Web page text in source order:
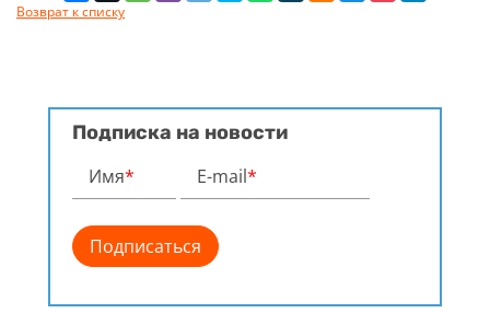
Возврат к списку
Подписка на новости
Имя* E-mail*